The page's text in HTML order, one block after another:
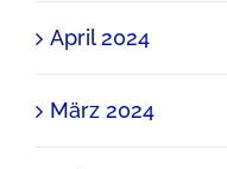
April 2024
März 2024